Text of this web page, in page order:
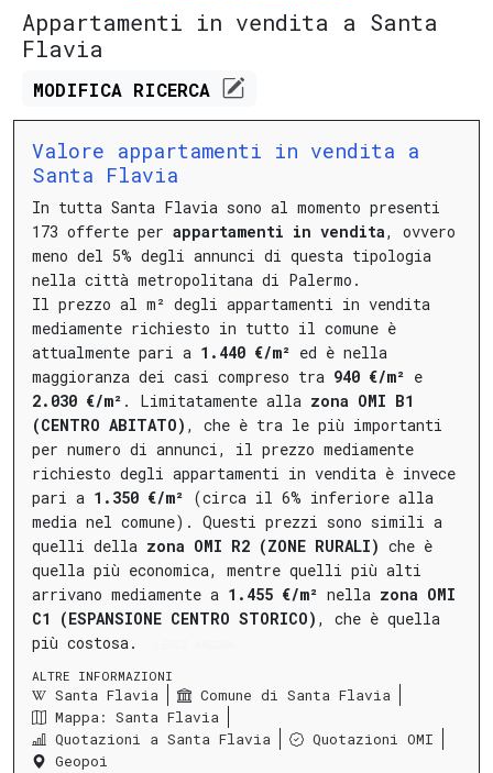
Appartamenti in vendita a Santa
Flavia
MODIFICA RICERCA
Valore appartamenti in vendita a
Santa Flavia
In tutta Santa Flavia sono al momento presenti
173 offerte per appartamenti in vendita, ovvero
meno del 5% degli annunci di questa tipologia
nella città metropolitana di Palermo.
Il prezzo al m² degli appartamenti in vendita
mediamente richiesto in tutto il comune è
attualmente pari a 1.440 €/m² ed è nella
maggioranza dei casi compreso tra 940 €/m² e
2.030 €/m² . Limitatamente alla zona OMI B1
(CENTRO ABITATO) , che è tra le più importanti
per numero di annunci, il prezzo mediamente
richiesto degli appartamenti in vendita è invece
pari a 1.350 €/m² (circa il 6% inferiore alla
media nel comune). Questi prezzi sono simili a
quelli della zona OMI R2 (ZONE RURALI) che è
quella più economica, mentre quelli più alti
arrivano mediamente a 1.455 €/m² nella zona OMI
C1 (ESPANSIONE CENTRO STORICO) , che è quella
più costosa.
ALTRE INFORMAZIONI
Santa Flavia
Comune di Santa Flavia
Mappa: Santa Flavia
Quotazioni a Santa Flavia
Quotazioni OMI
Geopoi